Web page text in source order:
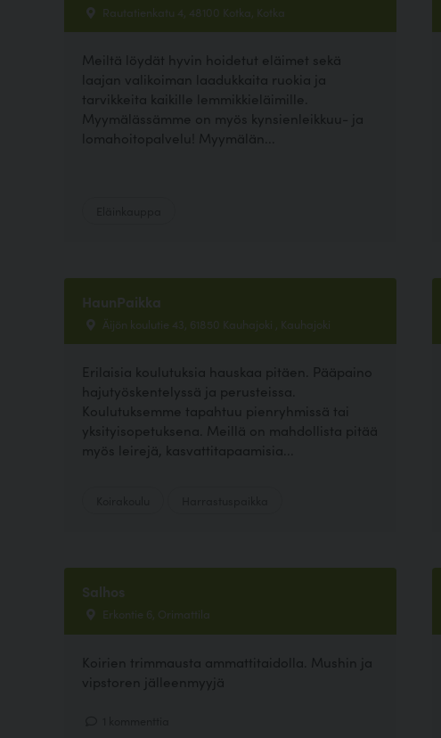
Rautatienkatu 4, 48100 Kotka, Kotka
Meiltä löydät hyvin hoidetut eläimet sekä
laajan valikoiman laadukkaita ruokia ja
tarvikkeita kaikille lemmikkieläimille.
Myymälässämme on myös kynsienleikkuu- ja
lomahoitopalvelu! Myymälän...
HaunPaikka
Äijön koulutie 43, 61850 Kauhajoki , Kauhajoki
Erilaisia koulutuksia hauskaa pitäen. Pääpaino
hajutyöskentelyssä ja perusteissa.
Koulutuksemme tapahtuu pienryhmissä tai
yksityisopetuksena. Meillä on mahdollista pitää
myös leirejä, kasvattitapaamisia...
Salhos
Erkontie 6, Orimattila
Koirien trimmausta ammattitaidolla. Mushin ja
vipstoren jälleenmyyjä